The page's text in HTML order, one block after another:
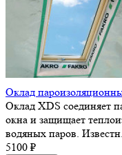
Оклад
Оклад XDS соединяет
окна и защищает
водяных паров.
5100 ₽